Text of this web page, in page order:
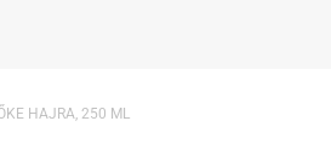
HAJRA, 250 ML